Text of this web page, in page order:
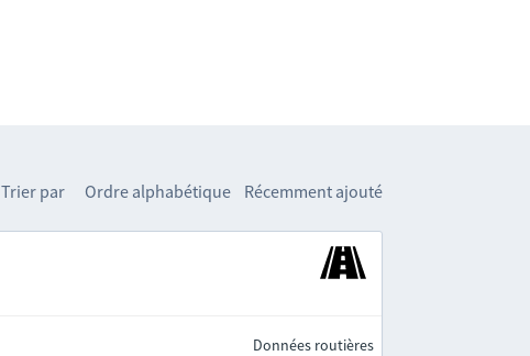
Trier par Ordre alphabétique Récemment ajouté
Données routières